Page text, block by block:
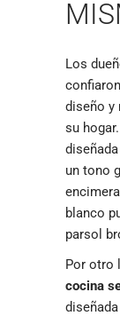
Los
diseño y
su
un tono
blanco
parsol
Por otro
cocina